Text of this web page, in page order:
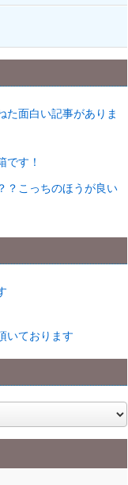
た面白い記事がありま
です！
？こっちのほうが良い
いております